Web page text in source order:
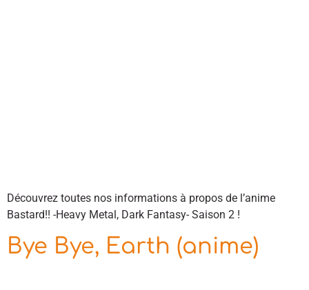
Découvrez toutes nos informations à propos de l’anime
Bastard!! -Heavy Metal, Dark Fantasy- Saison 2 !
Bye Bye, Earth (anime)